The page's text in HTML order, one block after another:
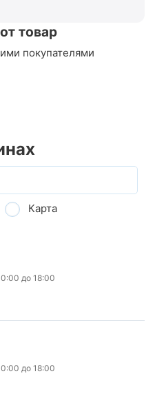
товар
покупателями
Карта
до 18:00
до 18:00